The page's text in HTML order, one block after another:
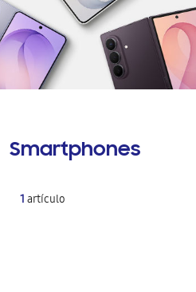
Smartphones
1artículo